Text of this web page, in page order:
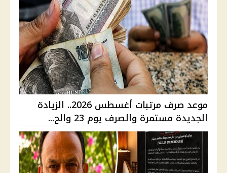
موعد صرف مرتبات أغسطس 2026.. الزيادة
الجديدة مستمرة والصرف يوم 23 والح...